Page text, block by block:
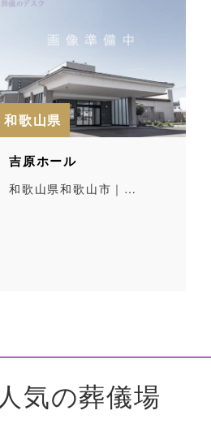
和歌山県
吉原ホール
和歌山県和歌山市｜…
人気の葬儀場